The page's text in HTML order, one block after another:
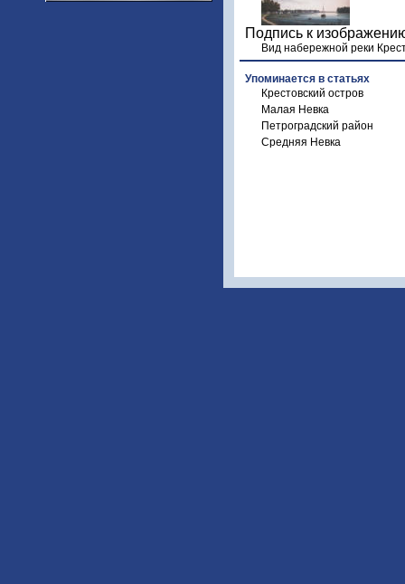
Подпись к
Вид набережной реки
Упоминается в статьях
Крестовский остров
Малая Невка
Петроградский район
Средняя Невка